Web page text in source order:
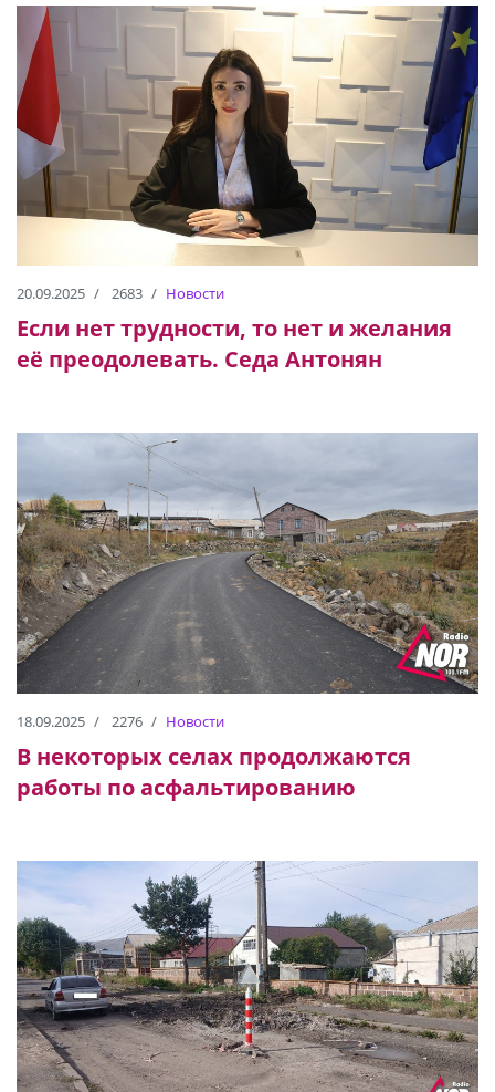
20.09.2025 2683 Новости
Если нет трудности, то нет и желания
её преодолевать. Седа Антонян
18.09.2025 2276 Новости
В некоторых селах продолжаются
работы по асфальтированию